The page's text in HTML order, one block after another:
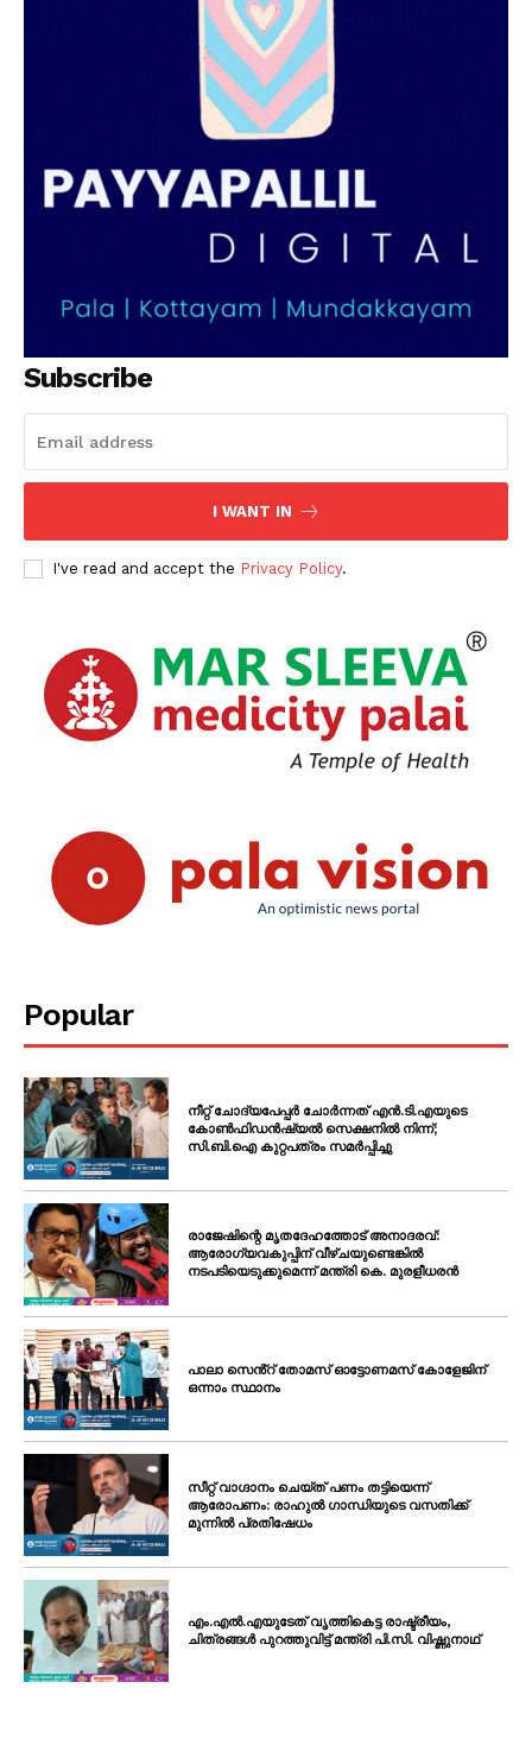
Subscribe
I WANT IN
I've read and accept the Privacy Policy.
Popular
നീറ്റ് ചോദ്യപേപ്പർ ചോർന്നത് എൻ.ടി.എയുടെ
കോൺഫിഡൻഷ്യൽ സെക്ഷനിൽ നിന്ന്;
സി.ബി.ഐ കുറ്റപത്രം സമർപ്പിച്ചു
രാജേഷിന്റെ മൃതദേഹത്തോട് അനാദരവ്:
ആരോഗ്യവകുപ്പിന് വീഴ്ചയുണ്ടെങ്കിൽ
നടപടിയെടുക്കുമെന്ന് മന്ത്രി കെ. മുരളീധരൻ
പാലാ സെൻ്റ് തോമസ് ഓട്ടോണമസ് കോളേജിന്
ഒന്നാം സ്ഥാനം
സീറ്റ് വാഗ്ദാനം ചെയ്ത് പണം തട്ടിയെന്ന്
ആരോപണം: രാഹുൽ ഗാന്ധിയുടെ വസതിക്ക്
മുന്നിൽ പ്രതിഷേധം
എം.എൽ.എയുടേത് വൃത്തികെട്ട രാഷ്ട്രീയം,
ചിത്രങ്ങൾ പുറത്തുവിട്ട് മന്ത്രി പി.സി. വിഷ്ണുനാഥ്